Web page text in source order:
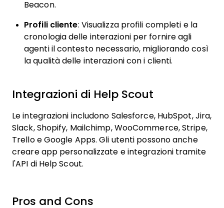
Beacon.
Profili cliente: Visualizza profili completi e la
cronologia delle interazioni per fornire agli
agenti il contesto necessario, migliorando così
la qualità delle interazioni con i clienti.
Integrazioni di Help Scout
Le integrazioni includono Salesforce, HubSpot, Jira,
Slack, Shopify, Mailchimp, WooCommerce, Stripe,
Trello e Google Apps. Gli utenti possono anche
creare app personalizzate e integrazioni tramite
l'API di Help Scout.
Pros and Cons